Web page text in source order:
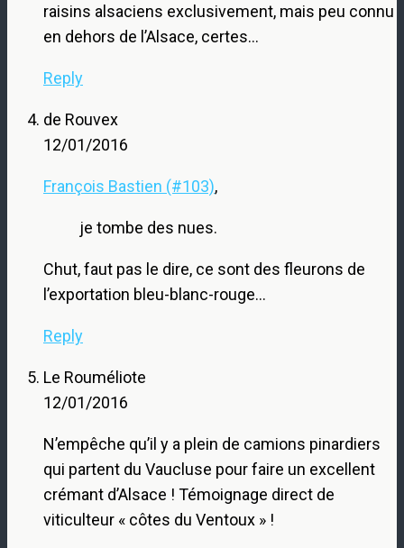
raisins alsaciens exclusivement, mais peu connu
en dehors de l’Alsace, certes…
Reply
de Rouvex
12/01/2016
François Bastien (#103),
je tombe des nues.
Chut, faut pas le dire, ce sont des fleurons de
l’exportation bleu-blanc-rouge…
Reply
Le Rouméliote
12/01/2016
N’empêche qu’il y a plein de camions pinardiers
qui partent du Vaucluse pour faire un excellent
crémant d’Alsace ! Témoignage direct de
viticulteur « côtes du Ventoux » !